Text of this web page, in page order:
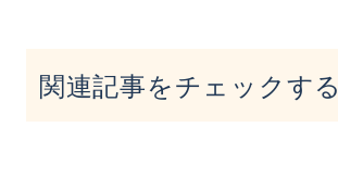
関連記事をチェックする